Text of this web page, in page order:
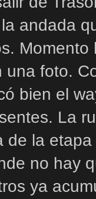
andada
Momento
una foto.
bien el
La
de la
no hay
ya